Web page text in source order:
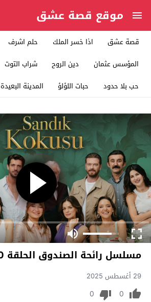
موقع قصة عشق
قصة عشق اذا خسر الملك حلم اشرف
المؤسس عثمان
دين الروح شراب التوت
حب بلا حدود
حبات اللؤلؤ المدينة البعيدة
مسلسل رائحة الصندوق الحلقة 30
29 أغسطس 2025
0
0